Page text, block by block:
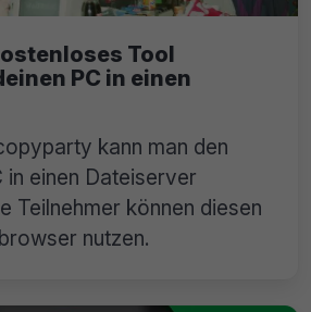
Tool
PC in einen
kann man den
in einen Dateiserver
Teilnehmer können diesen
nutzen.